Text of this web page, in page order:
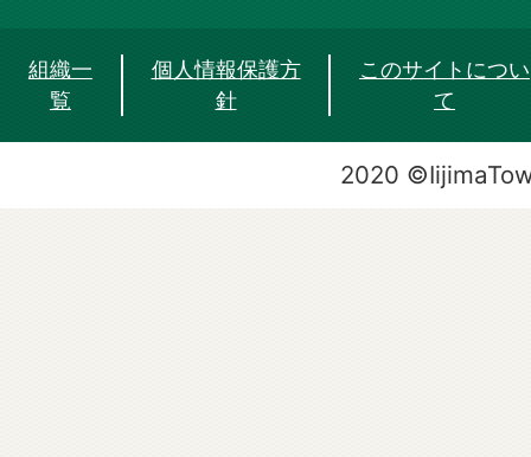
組織一
覧
個人情報保護方
針
このサイトについ
て
2020